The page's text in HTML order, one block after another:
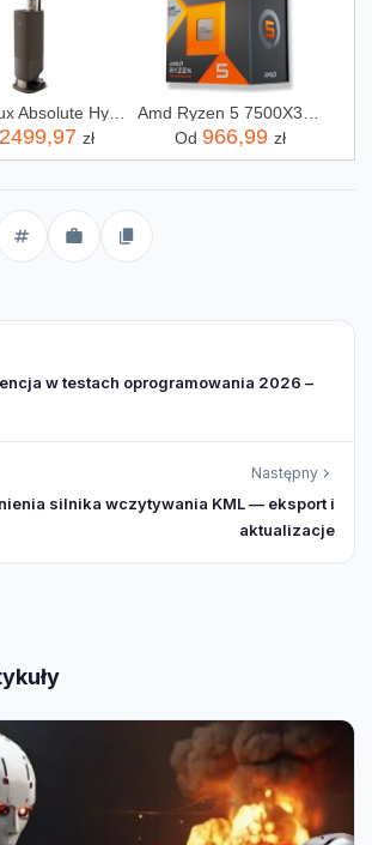
Electrolux Absolute Hygienic 800 EP83HB25WU
2499,97 zł
Od 966,99 zł
w testach oprogramowania 2026 –
Następny
silnika wczytywania KML — eksport i
aktualizacje